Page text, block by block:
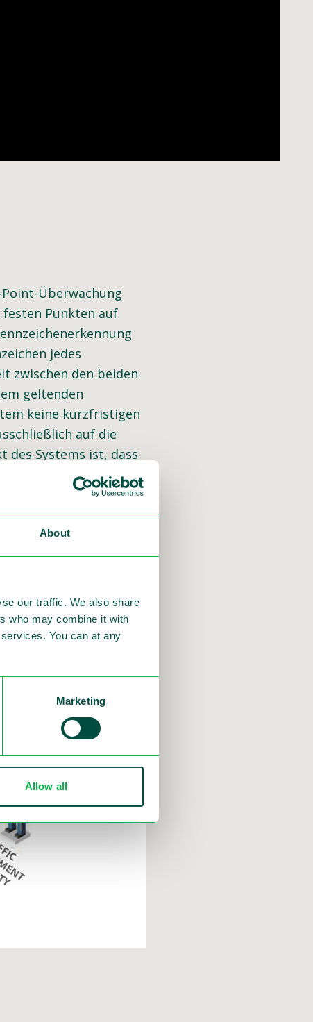
About
our traffic. We also share
who may combine it with
You can at any
Marketing
Allow all
Überwachung
festen Punkten auf
jedes
zwischen den beiden
geltenden
keine kurzfristigen
auf die
des Systems ist, dass
Das bedeutet, dass
des